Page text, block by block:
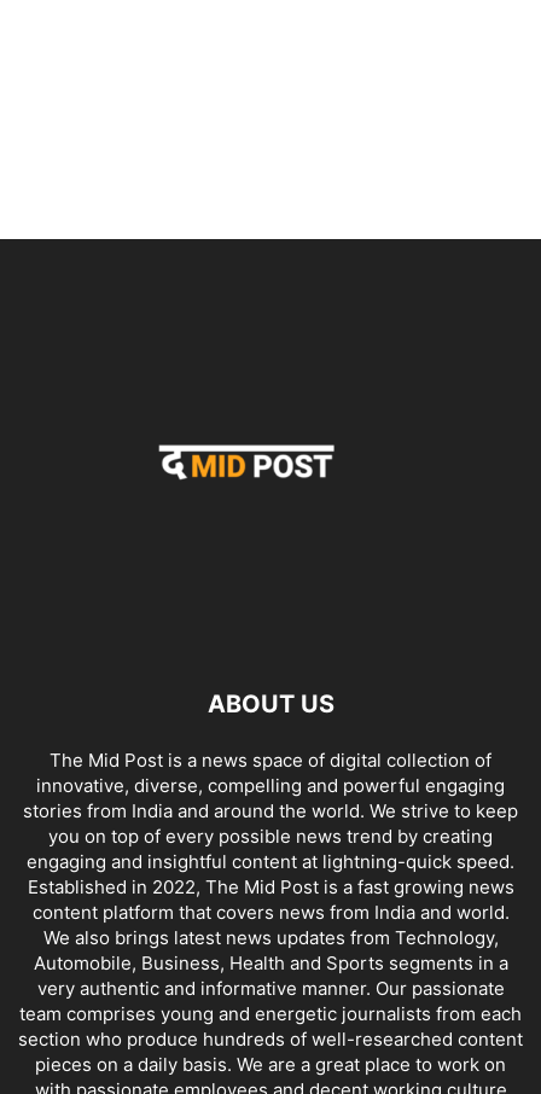
ABOUT US
The Mid Post is a news space of digital collection of
innovative, diverse, compelling and powerful engaging
stories from India and around the world. We strive to keep
you on top of every possible news trend by creating
engaging and insightful content at lightning-quick speed.
Established in 2022, The Mid Post is a fast growing news
content platform that covers news from India and world.
We also brings latest news updates from Technology,
Automobile, Business, Health and Sports segments in a
very authentic and informative manner. Our passionate
team comprises young and energetic journalists from each
section who produce hundreds of well-researched content
pieces on a daily basis. We are a great place to work on